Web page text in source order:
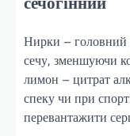
Нирки – головний
сечу, зменшуючи
лимон – цитрат
спеку чи при
перевантажити